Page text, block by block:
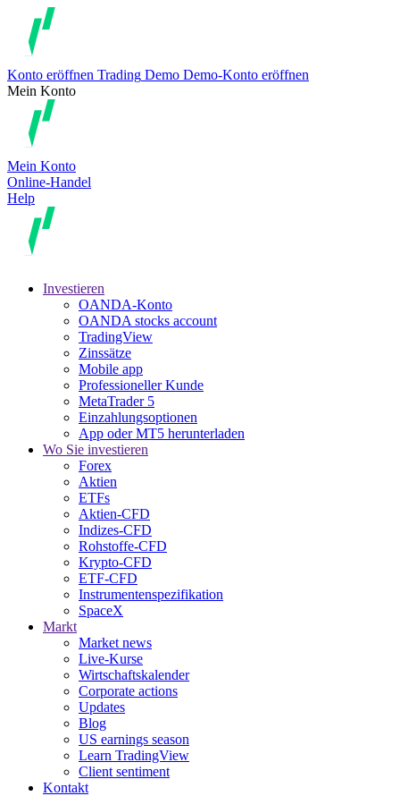
Konto eröffnen Trading Demo Demo-Konto eröffnen
Mein Konto
Mein Konto
Online-Handel
Help
Investieren
OANDA-Konto
OANDA stocks account
TradingView
Zinssätze
Mobile app
Professioneller Kunde
MetaTrader 5
Einzahlungsoptionen
App oder MT5 herunterladen
Wo Sie investieren
Forex
Aktien
ETFs
Aktien-CFD
Indizes-CFD
Rohstoffe-CFD
Krypto-CFD
ETF-CFD
Instrumentenspezifikation
SpaceX
Markt
Market news
Live-Kurse
Wirtschaftskalender
Corporate actions
Updates
Blog
US earnings season
Learn TradingView
Client sentiment
Kontakt